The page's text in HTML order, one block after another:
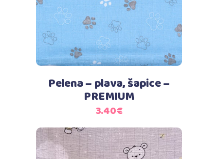
Pelena – plava, šapice –
PREMIUM
3.40€